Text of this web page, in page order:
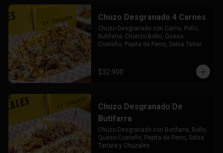
Chuzo Desgranado 4 Carnes
Chuzo Desgranado con Carne, Pollo,
Butifarra, Chorizo Bollo, Queso
Costeño, Papita de Perro, Salsa Tartara
$32.900
Chuzo Desgranado De
Butifarra
Chuzo Desgranado con Butifarra, Bollo,
Queso Costeño, Papita de Perro, Salsa
Tartara y Chuzales.